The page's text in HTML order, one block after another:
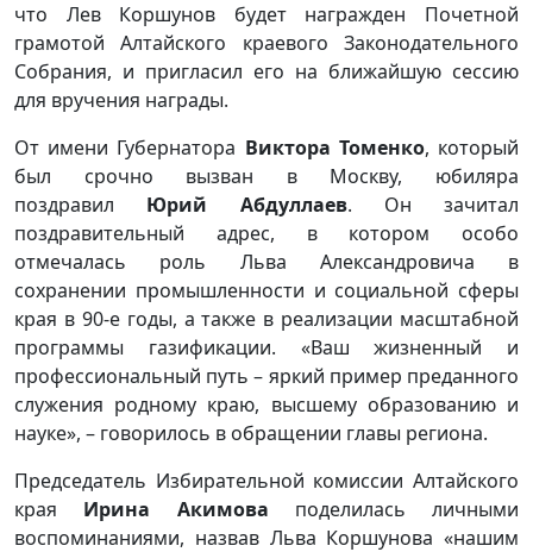
что Лев Коршунов будет награжден Почетной
грамотой Алтайского краевого Законодательного
Собрания, и пригласил его на ближайшую сессию
для вручения награды.
От имени Губернатора Виктора Томенко, который
был срочно вызван в Москву, юбиляра
поздравил Юрий Абдуллаев. Он зачитал
поздравительный адрес, в котором особо
отмечалась роль Льва Александровича в
сохранении промышленности и социальной сферы
края в 90-е годы, а также в реализации масштабной
программы газификации. «Ваш жизненный и
профессиональный путь – яркий пример преданного
служения родному краю, высшему образованию и
науке», – говорилось в обращении главы региона.
Председатель Избирательной комиссии Алтайского
края Ирина Акимова поделилась личными
воспоминаниями, назвав Льва Коршунова «нашим